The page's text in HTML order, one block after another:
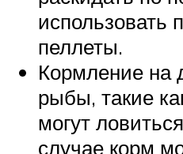
использовать
пеллеты.
Кормление на
рыбы, такие
могут
случае корм